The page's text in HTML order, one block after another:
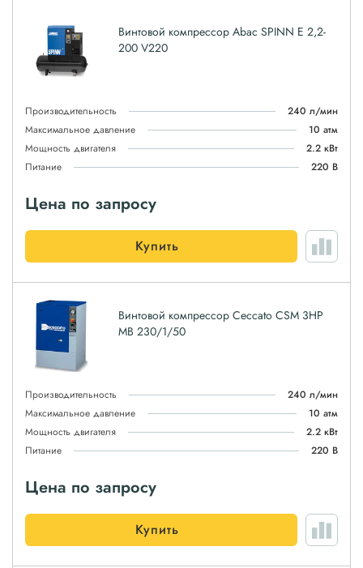
Винтовой компрессор Abac SPINN E 2,2-
200 V220
Производительность
240 л/мин
Максимальное давление
10 атм
Мощность двигателя
2.2 кВт
Питание
220 В
Цена по запросу
Купить
Винтовой компрессор Ceccato CSM 3HP
MВ 230/1/50
Производительность
240 л/мин
Максимальное давление
10 атм
Мощность двигателя
2.2 кВт
Питание
220 В
Цена по запросу
Купить